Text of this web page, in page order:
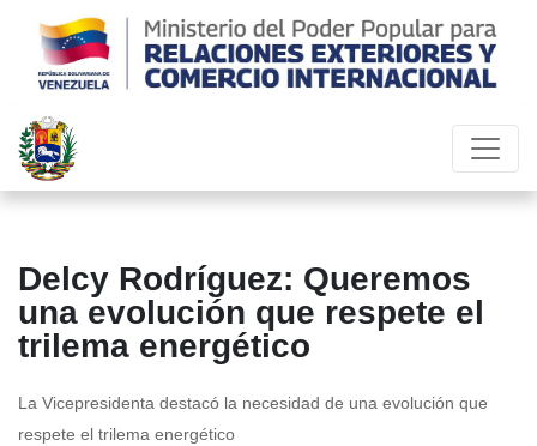
Delcy Rodríguez: Queremos
una evolución que respete el
trilema energético
La Vicepresidenta destacó la necesidad de una evolución que
respete el trilema energético